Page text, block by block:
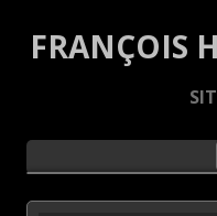
FRANÇOIS